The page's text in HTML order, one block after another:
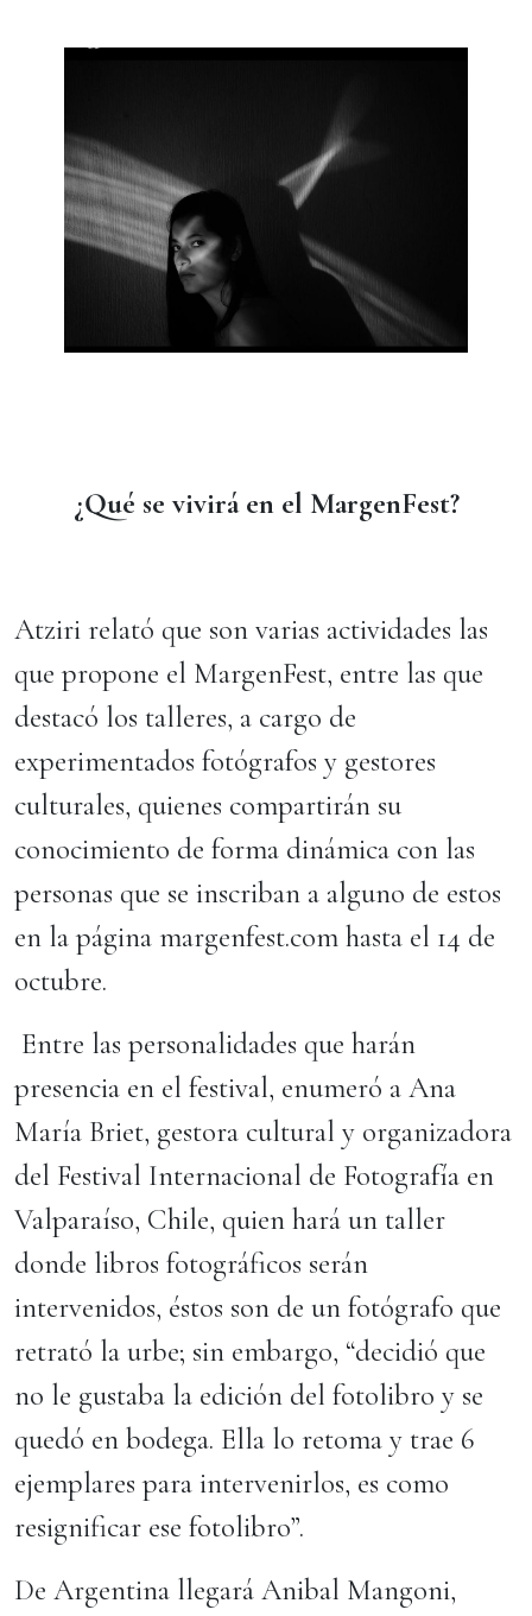
¿Qué se vivirá en el MargenFest?
Atziri relató que son varias actividades las
que propone el MargenFest, entre las que
destacó los talleres, a cargo de
experimentados fotógrafos y gestores
culturales, quienes compartirán su
conocimiento de forma dinámica con las
personas que se inscriban a alguno de estos
en la página margenfest.com hasta el 14 de
octubre.
Entre las personalidades que harán
presencia en el festival, enumeró a Ana
María Briet, gestora cultural y organizadora
del Festival Internacional de Fotografía en
Valparaíso, Chile, quien hará un taller
donde libros fotográficos serán
intervenidos, éstos son de un fotógrafo que
retrató la urbe; sin embargo, “decidió que
no le gustaba la edición del fotolibro y se
quedó en bodega. Ella lo retoma y trae 6
ejemplares para intervenirlos, es como
resignificar ese fotolibro”.
De Argentina llegará Anibal Mangoni,